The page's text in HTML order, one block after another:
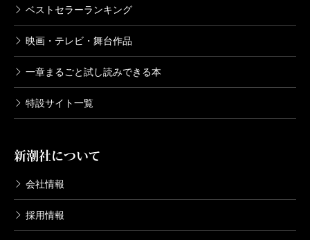
ベストセラーランキング
映画・テレビ・舞台作品
一章まるごと試し読みできる本
特設サイト一覧
新潮社について
会社情報
採用情報